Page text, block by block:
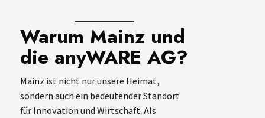
Warum Mainz und
die anyWARE AG?
Mainz ist nicht nur unsere Heimat,
sondern auch ein bedeutender Standort
für Innovation und Wirtschaft. Als